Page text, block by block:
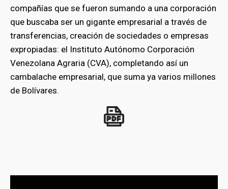
compañías que se fueron sumando a una corporación
que buscaba ser un gigante empresarial a través de
transferencias, creación de sociedades o empresas
expropiadas: el Instituto Autónomo Corporación
Venezolana Agraria (CVA), completando así un
cambalache empresarial, que suma ya varios millones
de Bolívares.